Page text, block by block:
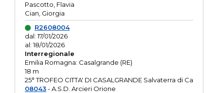
Pascotto, Flavia
Cian, Giorgia
R2608004
dal: 17/01/2026
al: 18/01/2026
Interregionale
Emilia Romagna: Casalgrande (RE)
18 m
25° TROFEO CITTA' DI CASALGRANDE Salvaterra di Ca
08043- A.S.D. Arcieri Orione